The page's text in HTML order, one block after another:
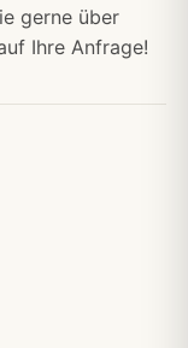
gerne über
Ihre Anfrage!